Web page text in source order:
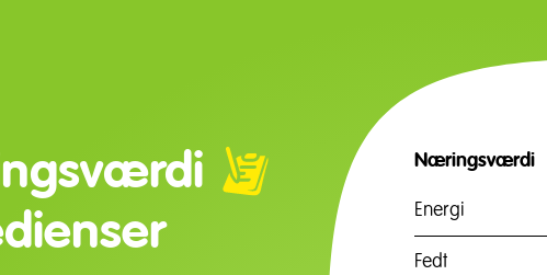
Næringsværdi
Energi
Fedt